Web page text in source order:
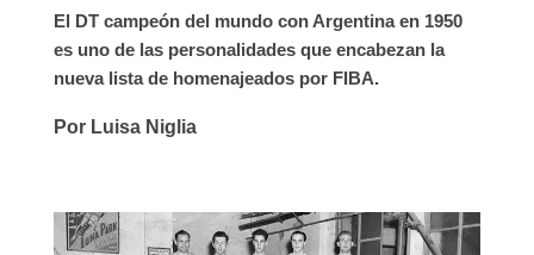
El DT campeón del mundo con Argentina en 1950
es uno de las personalidades que encabezan la
nueva lista de homenajeados por FIBA.
Por Luisa Niglia